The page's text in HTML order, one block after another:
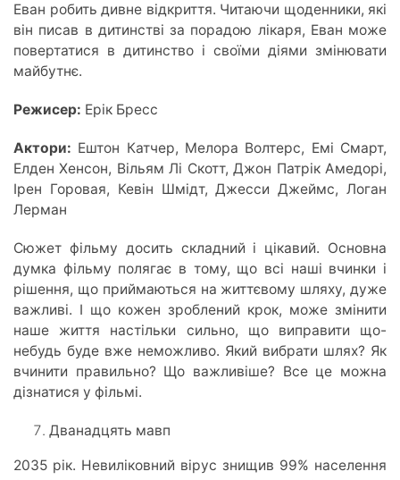
Еван робить дивне відкриття. Читаючи щоденники, які
він писав в дитинстві за порадою лікаря, Еван може
повертатися в дитинство і своїми діями змінювати
майбутнє.
Режисер: Ерік Бресс
Актори: Ештон Катчер, Мелора Волтерс, Емі Смарт,
Елден Хенсон, Вільям Лі Скотт, Джон Патрік Амедорі,
Ірен Горовая, Кевін Шмідт, Джесси Джеймс, Логан
Лерман
Сюжет фільму досить складний і цікавий. Основна
думка фільму полягає в тому, що всі наші вчинки і
рішення, що приймаються на життєвому шляху, дуже
важливі. І що кожен зроблений крок, може змінити
наше життя настільки сильно, що виправити що-
небудь буде вже неможливо. Який вибрати шлях? Як
вчинити правильно? Що важливіше? Все це можна
дізнатися у фільмі.
Дванадцять мавп
2035 рік. Невиліковний вірус знищив 99% населення